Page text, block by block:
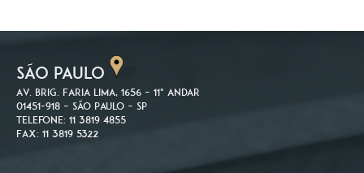
SÃO PAULO
Av. Brig. Faria Lima, 1656 – 11º andar
01451-918 – São Paulo – SP
Telefone: 11 3819 4855
Fax: 11 3819 5322